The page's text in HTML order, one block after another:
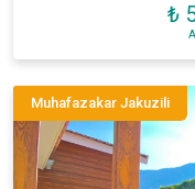
₺
Muhafazakar Jakuzili